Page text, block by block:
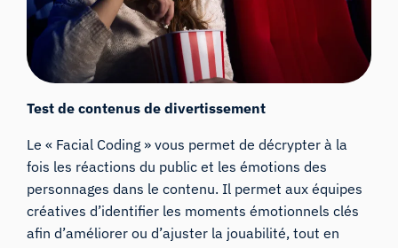
Test de contenus de divertissement
Le « Facial Coding » vous permet de décrypter à la
fois les réactions du public et les émotions des
personnages dans le contenu. Il permet aux équipes
créatives d’identifier les moments émotionnels clés
afin d’améliorer ou d’ajuster la jouabilité, tout en